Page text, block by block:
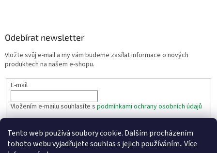
Tento web používá soubory cookie. Dalším procházením
tohoto webu vyjadřujete souhlas s jejich používáním.. Více
Odebírat newsletter
Vložte svůj e-mail a my vám budeme zasílat informace o nových
produktech na našem e-shopu.
E-mail
Vložením e-mailu souhlasíte s podmínkami ochrany osobních údajů
PŘIHLÁSIT SE